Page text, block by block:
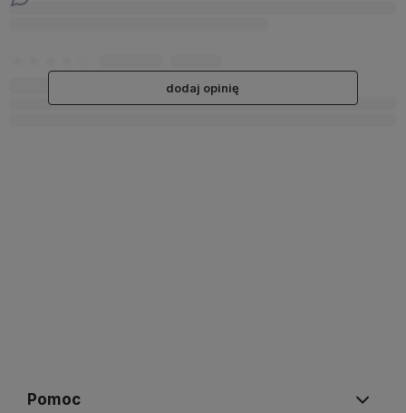
dodaj opinię
Pomoc